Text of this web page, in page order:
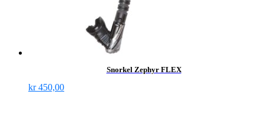
Snorkel Zephyr FLEX
kr450,00